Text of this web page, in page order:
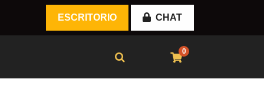
ESCRITORIO CHAT
0